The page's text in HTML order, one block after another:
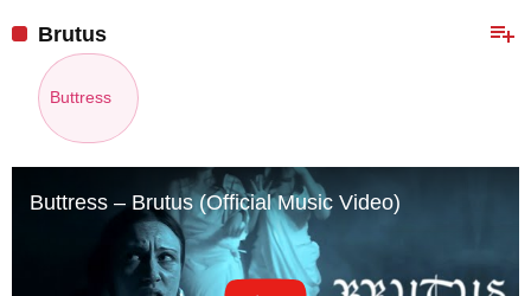
playlist_add
Brutus
Buttress
Buttress – Brutus (Official Music Video)